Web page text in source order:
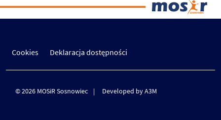
Cookies Deklaracja dostępności
© 2026 MOSiR Sosnowiec Developed by A3M